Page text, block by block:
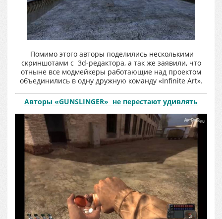
Помимо этого авторы поделились несколькими
скриншотами с 3d-редактора, а так же заявили, что
отныне все модмейкеры работающие над проектом
объединились в одну дружную команду «Infinite Art».
Авторы «GUNSLINGER» не перестают удивлять